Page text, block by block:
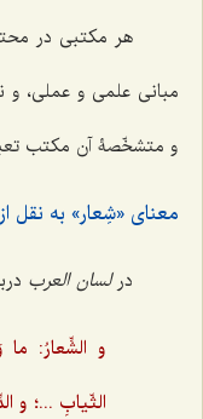
هر مکتبی در
مبانی علمی و عملی، و
و متشخّصۀ آن مکتب
معنای «شِعار» به نقل
درلسان العرب
و الشِّعارُ:
الثّیابِ ...؛ و